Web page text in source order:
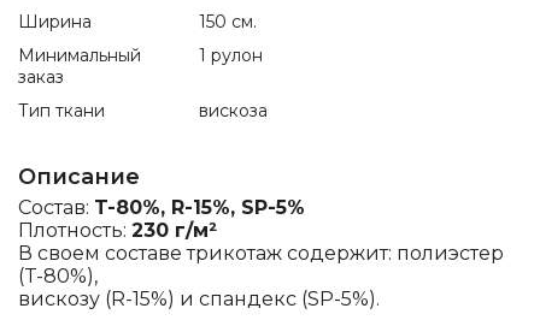
Ширина
150 см.
Минимальный
заказ
1 рулон
Тип ткани вискоза
Описание
Состав: T-80%, R-15%, SP-5%
Плотность: 230 г/м²
В своем составе трикотаж содержит: полиэстер
(T-80%),
вискозу (R-15%) и спандекс (SP-5%).